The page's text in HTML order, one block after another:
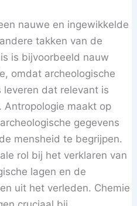
nauwe en ingewikkelde
takken van de
is bijvoorbeeld nauw
omdat archeologische
dat relevant is
Antropologie maakt op
gegevens
mensheid te begrijpen.
rol bij het verklaren van
lagen en de
uit het verleden. Chemie